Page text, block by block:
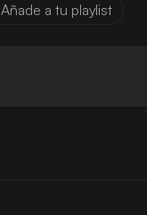
Añade a tu playlist